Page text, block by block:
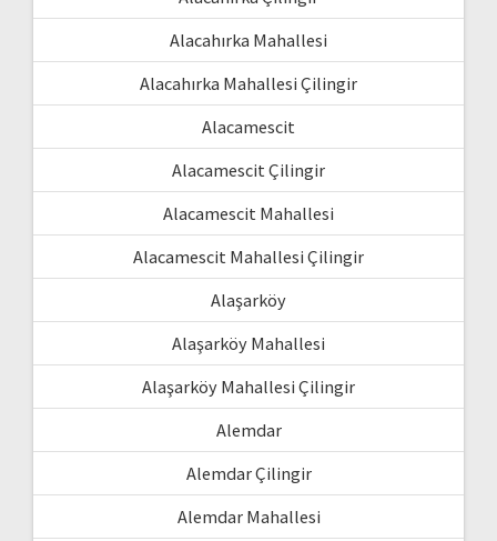
Alacahırka Mahallesi
Alacahırka Mahallesi Çilingir
Alacamescit
Alacamescit Çilingir
Alacamescit Mahallesi
Alacamescit Mahallesi Çilingir
Alaşarköy
Alaşarköy Mahallesi
Alaşarköy Mahallesi Çilingir
Alemdar
Alemdar Çilingir
Alemdar Mahallesi